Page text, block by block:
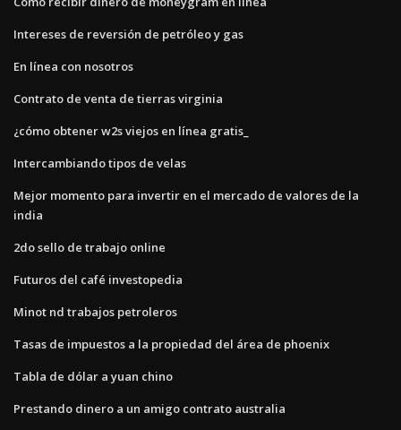
Intereses de reversión de petróleo y gas
En línea con nosotros
Contrato de venta de tierras virginia
¿cómo obtener w2s viejos en línea gratis_
Intercambiando tipos de velas
Mejor momento para invertir en el mercado de valores de la
india
2do sello de trabajo online
Futuros del café investopedia
Minot nd trabajos petroleros
Tasas de impuestos a la propiedad del área de phoenix
Tabla de dólar a yuan chino
Prestando dinero a un amigo contrato australia